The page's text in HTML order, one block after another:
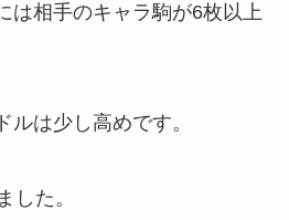
は相手のキャラ駒が6枚以上
は少し高めです。
した。